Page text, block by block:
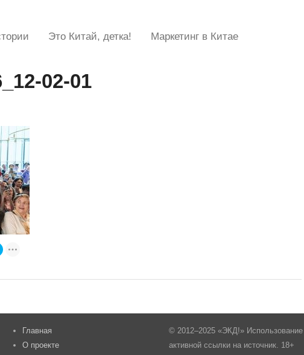
Это Китай, детка! Маркетинг в Китае
02-01
Главная
О проекте
© 2012–2025 «ЭКД!»
активной ссылки на источник. 18+